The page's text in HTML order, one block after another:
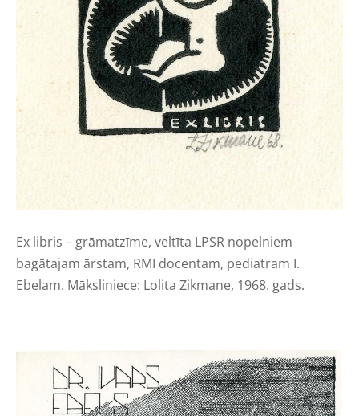
Ex libris – grāmatzīme, veltīta LPSR nopelniem
bagātajam ārstam, RMI docentam, pediatram I.
Ebelam. Māksliniece: Lolita Zikmane, 1968. gads.